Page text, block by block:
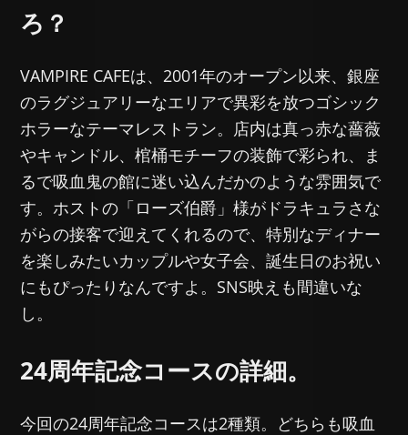
ろ？
VAMPIRE CAFEは、2001年のオープン以来、銀座
のラグジュアリーなエリアで異彩を放つゴシック
ホラーなテーマレストラン。店内は真っ赤な薔薇
やキャンドル、棺桶モチーフの装飾で彩られ、ま
るで吸血鬼の館に迷い込んだかのような雰囲気で
す。ホストの「ローズ伯爵」様がドラキュラさな
がらの接客で迎えてくれるので、特別なディナー
を楽しみたいカップルや女子会、誕生日のお祝い
にもぴったりなんですよ。SNS映えも間違いな
し。
24周年記念コースの詳細。
今回の24周年記念コースは2種類。どちらも吸血